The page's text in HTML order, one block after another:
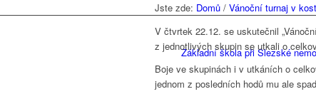
Základní škola při Slezské
Jste zde: Domů / Vánoční turnaj v
V čtvrtek 22.12. se uskutečnil
z jednotlivých skupin se utkali o
Boje ve skupinách i v utkáních o
jednom z posledních hodů mu ale